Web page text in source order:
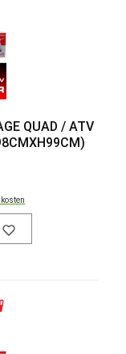
QUAD / ATV
K